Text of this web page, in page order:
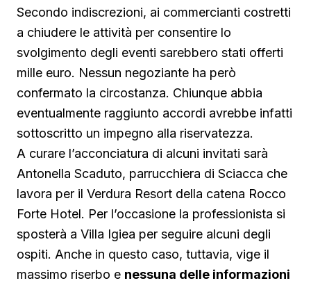
Secondo indiscrezioni, ai commercianti costretti
a chiudere le attività per consentire lo
svolgimento degli eventi sarebbero stati offerti
mille euro. Nessun negoziante ha però
confermato la circostanza. Chiunque abbia
eventualmente raggiunto accordi avrebbe infatti
sottoscritto un impegno alla riservatezza.
A curare l’acconciatura di alcuni invitati sarà
Antonella Scaduto, parrucchiera di Sciacca che
lavora per il Verdura Resort della catena Rocco
Forte Hotel. Per l’occasione la professionista si
sposterà a Villa Igiea per seguire alcuni degli
ospiti. Anche in questo caso, tuttavia, vige il
massimo riserbo e nessuna delle informazioni